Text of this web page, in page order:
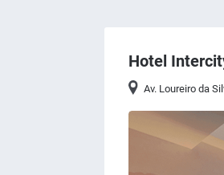
Hotel
Av. Loureiro da